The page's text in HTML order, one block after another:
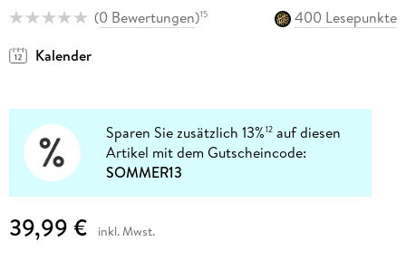
(0 Bewertungen)15
400 Lesepunkte
Kalender
Sparen Sie zusätzlich 13%12 auf diesen
Artikel mit dem Gutscheincode:
SOMMER13
39,99 € inkl. Mwst.